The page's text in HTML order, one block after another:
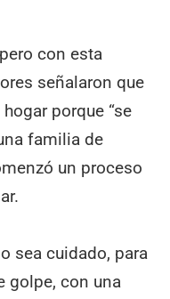
con esta
señalaron que
porque “se
familia de
un proceso
sea cuidado, para
golpe, con una